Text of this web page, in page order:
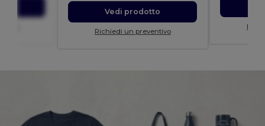
Vedi prodotto
Richiedi un preventivo